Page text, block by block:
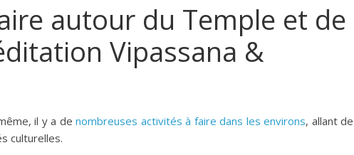
autour du Temple et de
Vipassana &
il y a denombreuses activités à faire dans les environs, allant de
culturelles.